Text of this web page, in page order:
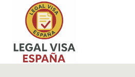
contenido